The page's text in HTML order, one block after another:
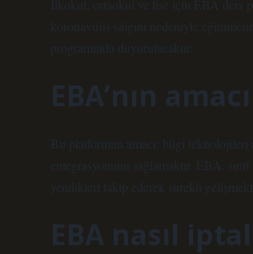
İlkokul, ortaokul ve lise için EBA ders
koronavirüs salgını nedeniyle
programında duyurulacaktır.
EBA’nın
Bu platformun amacı; bilgi teknolojileri
entegrasyonunu sağlamaktır. EBA,
yenilikleri takip ederek sürekli
EBA nasıl